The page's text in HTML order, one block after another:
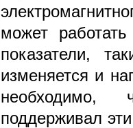
может
показатели,
изменяется и
необходимо,
поддерживал